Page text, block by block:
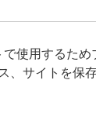
使用するた
、サイトを保存